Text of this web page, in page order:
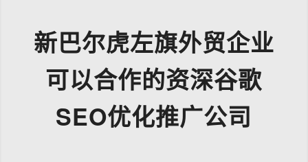
新巴尔虎左旗外贸企业
可以合作的资深谷歌
SEO优化推广公司